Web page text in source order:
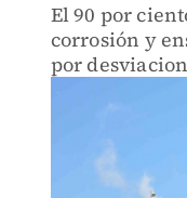
El 90 por
corrosión y
por